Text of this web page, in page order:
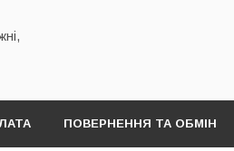
ПОВЕРНЕННЯ ТА ОБМІН